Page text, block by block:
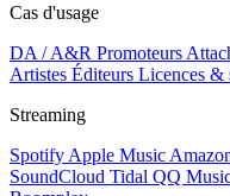
Cas d'usage
DA / A&R Promoteurs
Artistes Éditeurs Licences &
Streaming
Spotify Apple Music
SoundCloud Tidal QQ